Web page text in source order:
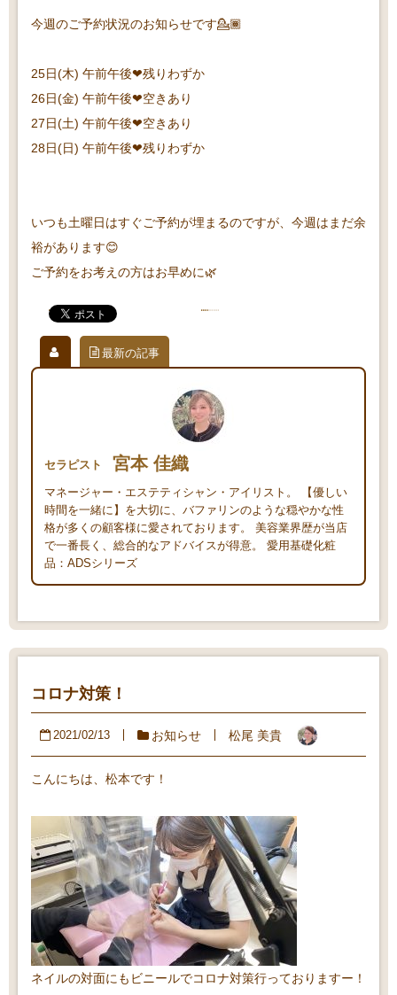
今週のご予約状況のお知らせです💁🏾
25日(木) 午前午後❤残りわずか
26日(金) 午前午後❤空きあり
27日(土) 午前午後❤空きあり
28日(日) 午前午後❤残りわずか
いつも土曜日はすぐご予約が埋まるのですが、今週はまだ余
裕があります😊
ご予約をお考えの方はお早めに🌿
最新の記事
セラピスト 宮本 佳織
マネージャー・エステティシャン・アイリスト。 【優しい
時間を一緒に】を大切に、バファリンのような穏やかな性
格が多くの顧客様に愛されております。 美容業界歴が当店
で一番長く、総合的なアドバイスが得意。 愛用基礎化粧
品：ADSシリーズ
コロナ対策！
2021/02/13 お知らせ 松尾 美貴
こんにちは、松本です！
ネイルの対面にもビニールでコロナ対策行っておりますー！